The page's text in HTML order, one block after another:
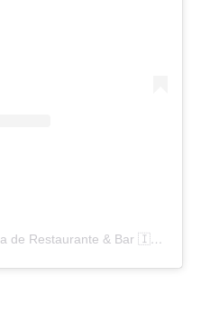
Una publicación compartida de Restaurante & Bar 🇮🇹 (@baruka_bk)